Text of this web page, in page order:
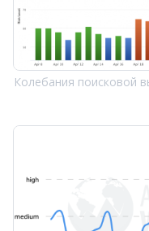
Колебания поисковой